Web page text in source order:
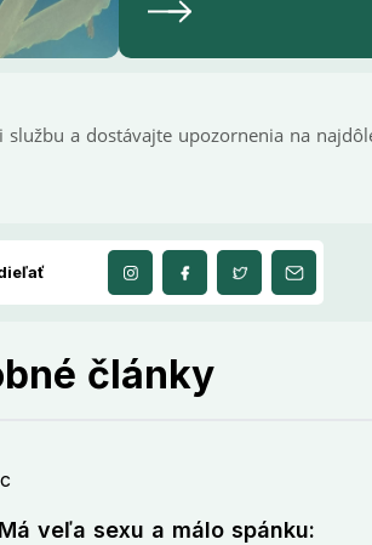
službu a dostávajte upozornenia na
články
Má veľa sexu a málo spánku: